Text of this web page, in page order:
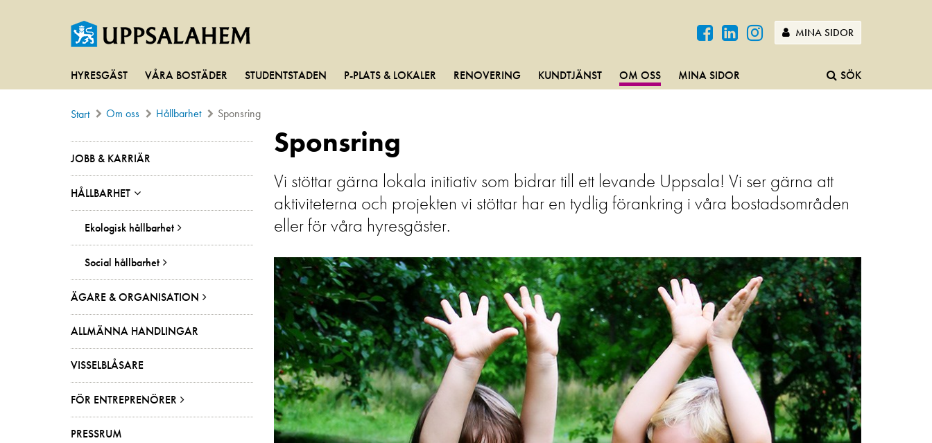
MINA SIDOR
HYRESGÄST VÅRA BOSTÄDER STUDENTSTADEN P-PLATS & LOKALER RENOVERING KUNDTJÄNST OM OSS MINA SIDOR SÖK
Start Om oss Hållbarhet Sponsring
JOBB & KARRIÄR
HÅLLBARHET
Ekologisk hållbarhet
Social hållbarhet
ÄGARE & ORGANISATION
ALLMÄNNA HANDLINGAR
VISSELBLÅSARE
FÖR ENTREPRENÖRER
PRESSRUM
Sponsring
Vi stöttar gärna lokala initiativ som bidrar till ett levande Uppsala! Vi ser gärna att
aktiviteterna och projekten vi stöttar har en tydlig förankring i våra bostadsområden
eller för våra hyresgäster.